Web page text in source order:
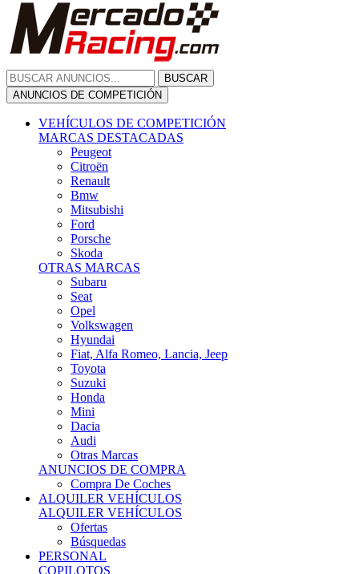
Porsche
Skoda
OTRAS MARCAS
Seat
Opel
Volkswagen
Hyundai
Fiat, Alfa Romeo, Lancia, Jeep
Toyota
Suzuki
Honda
Mini
Dacia
Audi
Otras Marcas
ANUNCIOS DE COMPRA
Compra De Coches
ALQUILER VEHÍCULOS
ALQUILER VEHÍCULOS
Ofertas
Búsquedas
PERSONAL
COPILOTOS
Copilotos Disponibles
Busqueda De Copilotos
MECANICOS
Mecánicos Disponibles
Búsqueda De Mecánicos
PIEZAS DE COMPETICIÓN
MECÁNICA
Motores
Refrigeración
Electrónica
Cajas De Cambio
Sistemas De Escape
Carrocería
Depositos
Suspensiones